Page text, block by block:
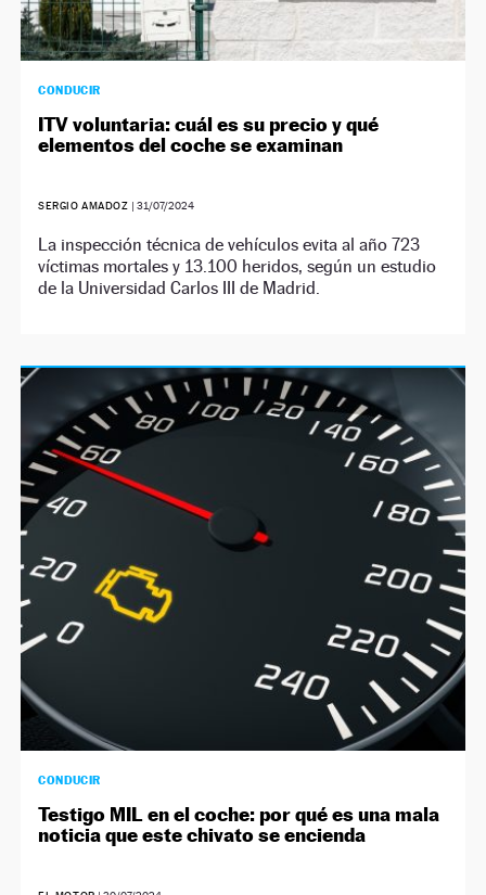
CONDUCIR
ITV voluntaria: cuál es su precio y qué
elementos del coche se examinan
SERGIO AMADOZ | 31/07/2024
La inspección técnica de vehículos evita al año 723
víctimas mortales y 13.100 heridos, según un estudio
de la Universidad Carlos III de Madrid.
CONDUCIR
Testigo MIL en el coche: por qué es una mala
noticia que este chivato se encienda